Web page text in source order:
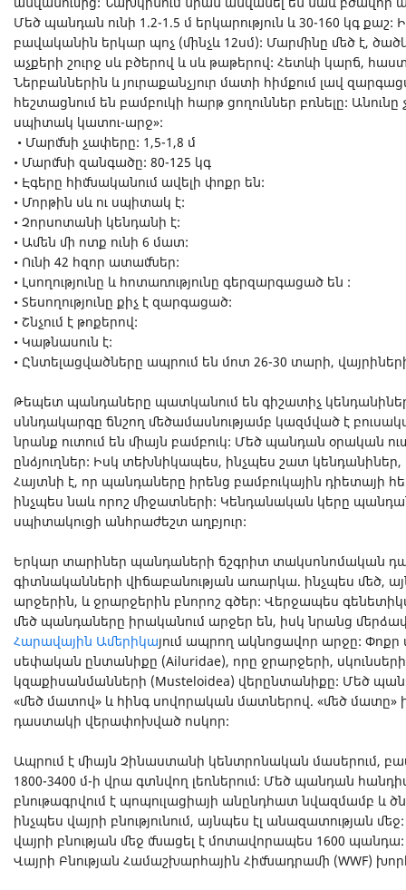
Մեծ պանդան ունի 1.2-1.5 մ երկարություն և 30-160 կգ քաշ:
բավականին երկար պոչ (մինչև 12սմ): Մարմինը մեծ է,
աչքերի շուրջ սև բծերով և սև թաթերով: Հետևի կարճ, հաստ
Ներբաններին և յուրաքանչյուր մատի հիմքում լավ
հեշտացնում են բամբուկի հարթ ցողուններ բռնելը:
սպիտակ կատու-արջ»:
• Մարմնի չափերը: 1,5-1,8 մ
• Մարմնի զանգածը: 80-125 կգ
• Էգերը հիմնականում ավելի փոքր են:
• Մորթին սև ու սպիտակ է:
• Չորսոտանի կենդանի է:
• Ամեն մի ոտք ունի 6 մատ:
• Ունի 42 հզոր ատամներ:
• Լսողությունը և հոտառությունը գերզարգացած են :
• Տեսողությունը քիչ է զարգացած:
• Շնչում է թոքերով:
• Կաթնասուն է:
• Ընտելացվածները ապրում են մոտ 26-30 տարի,
Թեպետ պանդաները պատկանում են գիշատիչ
սննդակարգը ճնշող մեծամասնությամբ կազմված է
նրանք ուտում են միայն բամբուկ: Մեծ պանդան օրական
ընձյուղներ: Իսկ տեխնիկապես, ինչպես շատ
Հայտնի է, որ պանդաները իրենց բամբուկային դիետայի
ինչպես նաև որոշ միջատների: Կենդանական կերը
սպիտակուցի անհրաժեշտ աղբյուր:
Երկար տարիներ պանդաների ճշգրիտ տակսոնոմական
գիտնականների վիճաբանության առարկա. ինչպես մեծ,
արջերին, և ջրարջերին բնորոշ գծեր: Վերջապես
մեծ պանդաները իրականում արջեր են, իսկ նրանց
Հարավային Ամերիկայում ապրող ակնոցավոր արջը:
սեփական ընտանիքը (Ailuridae), որը ջրարջերի,
կզաքիսանմանների (Musteloidea) վերընտանիքը: Մեծ
«մեծ մատով» և հինգ սովորական մատներով. «մեծ մատը»
դաստակի վերափոխված ոսկոր:
Ապրում է միայն Չինաստանի կենտրոնական մասերում,
1800-3400 մ-ի վրա գտնվող լեռներում: Մեծ պանդան
բնութագրվում է պոպուլացիայի անընդհատ նվազմամբ և
ինչպես վայրի բնությունում, այնպես էլ անազատության
վայրի բնության մեջ մնացել է մոտավորապես 1600
Վայրի Բնության Համաշխարհային Հիմնադրամի (WWF)